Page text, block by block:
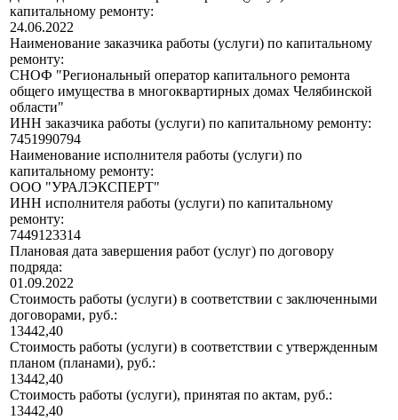
капитальному ремонту:
24.06.2022
Наименование заказчика работы (услуги) по капитальному
ремонту:
СНОФ "Региональный оператор капитального ремонта
общего имущества в многоквартирных домах Челябинской
области"
ИНН заказчика работы (услуги) по капитальному ремонту:
7451990794
Наименование исполнителя работы (услуги) по
капитальному ремонту:
ООО "УРАЛЭКСПЕРТ"
ИНН исполнителя работы (услуги) по капитальному
ремонту:
7449123314
Плановая дата завершения работ (услуг) по договору
подряда:
01.09.2022
Стоимость работы (услуги) в соответствии с заключенными
договорами, руб.:
13442,40
Стоимость работы (услуги) в соответствии с утвержденным
планом (планами), руб.:
13442,40
Стоимость работы (услуги), принятая по актам, руб.:
13442,40